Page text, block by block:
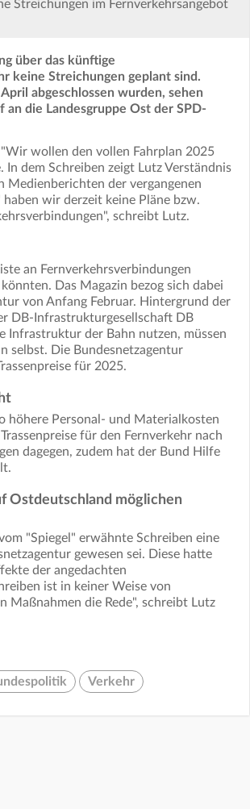
Streichungen im Fernverkehrsangebot
über das künftige
keine Streichungen geplant sind.
abgeschlossen wurden, sehen
die Landesgruppe Ost der SPD-
wollen den vollen Fahrplan 2025
dem Schreiben zeigt Lutz Verständnis
Medienberichten der vergangenen
wir derzeit keine Pläne bzw.
schreibt Lutz.
an Fernverkehrsverbindungen
Das Magazin bezog sich dabei
von Anfang Februar. Hintergrund der
DB-Infrastrukturgesellschaft DB
Infrastruktur der Bahn nutzen, müssen
selbst. Die Bundesnetzagentur
für 2025.
höhere Personal- und Materialkosten
für den Fernverkehr nach
dagegen, zudem hat der Bund Hilfe
Ostdeutschland möglichen
"Spiegel" erwähnte Schreiben eine
gewesen sei. Diese hatte
der angedachten
ist in keiner Weise von
Maßnahmen die Rede", schreibt Lutz
Verkehr